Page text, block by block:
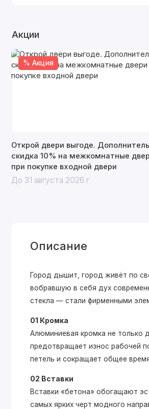
Акции
% Акция
Открой двери выгоде.
скидка 10% на межкомнатные
при покупке входной двери
До 31 августа 2026 г
Описание
Город дышит, город живёт по
вобравшую в себя дух
стекла — стали фирменными
01 Кромка
Алюминиевая кромка не только
предотвращает износ рабочей
петель и сокращает общее
02 Вставки
Вставки «бетона» обогащают
самых ярких черт модного